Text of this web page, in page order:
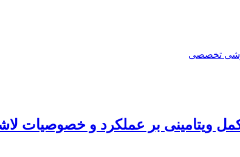
تخصصی
ویتامینی بر عملکرد و خصوصیات